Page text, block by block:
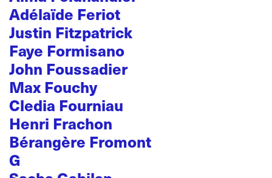
Adélaïde Feriot
Justin Fitzpatrick
Faye Formisano
John Foussadier
Max Fouchy
Cledia Fourniau
Henri Frachon
Bérangère Fromont
G